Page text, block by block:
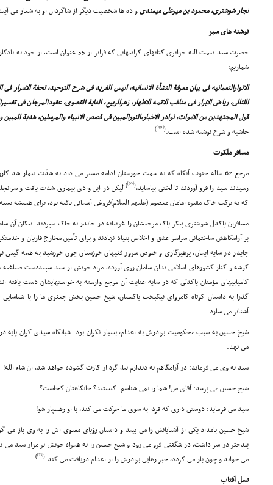
نجار شوشترى، محمود بن میرعلى میمندىو ده ها شخصیت دیگر از شاگردان او به شمار مى
نوشته هاى سبز
حضرت سید نعمت الله جزایرى کتابهاى گرانبهایى که
شماریم:
الانوارالنعمانیه فى بیان معرفة النشأة الانسانیه، انیس الفرید فى شرح التوحید، تحفة الاسرار
اللئالى، ریاض الابرار فى مناقب الائمه الاطهار، زهرالربیع، الغایة القصوى، عقودالمرجان فى
قول المجتهدین من الاموات، نوادر الاخبار،النورالمبین فى قصص الانبیاء والمرسلین، هدیة المبین
حاشیه و شرح نوشته شده است.(
[49]
)
مسافر ملکوت
مرجع 62 ساله جنوب آنگاه که به سمت خوزستان ادامه مسیر مى داد به شدّت بیمار شد
رسیدند سید را فرو آوردند تا لختى بیاساید،(
[50]
)لیکن در این وادى بیمارى شدت یافت و سرانجام در شب
که به برکت خاک مقبره امامان معصوم (علیهم السلام)فروغى آسمانى یافته بود، براى همیشه
مسافران پاکدل شوشترى پیکر پاک مرجعشان را غریبانه در جایدر به خاک سپردند. نیکان آن
بر آرامگاهش ساختمانى سراسر عشق و اخلاص بنیاد نهادند و براى تأمین مخارج قاریان و
جایدر در سایه ایمان، پرهیزگارى و خلوص سرور فقیهان خوزستان چون خورشید به همه گیتى
گوشه و کنار کشورهاى اسلامى بدان سامان روى آورده، مراد خویش از سید سپیددست
کامیابیهاى مؤمنان پاکدلى که در سایه عنایت آن مرجع وارسته به خواستهایشان دست یافته
گذرا به داستان کوتاه کامرواى نیکبخت پاکستان، شیخ حسین بخش جعفرى ما را با شناسایى
آشناتر مى سازد.
شیخ حسین به سبب محکومیت برادرش به اعدام، بسیار نگران بود. شبانگاه سیدى گران
مى نهد.
سید به وى مى فرماید: در آرامگاهم به دیدارم بیا، گره از کارت گشوده خواهد شد، ان شاء الله!
شیخ حسین مى پرسد: آقاى من! شما را نمى شناسم. کیستید؟ جایگاهتان کجاست؟
سید مى فرماید: دوستى دارى که فردا به سوى ما حرکت مى کند، با او رهسپار شو!
شیخ حسین بامداد یکى از آشنایانش را مى بیند و داستان رؤیاى معنوى اش را به وى باز مى
پلدختر در سر داشت، در شگفتى فرو مى رود و شیخ حسین را به همراه خویش بر مزار سید مى
مى خواند و چون باز مى گردد، خبر رهایى برادرش را از اعدام دریافت مى کند.(
[53]
)
نسل آفتاب